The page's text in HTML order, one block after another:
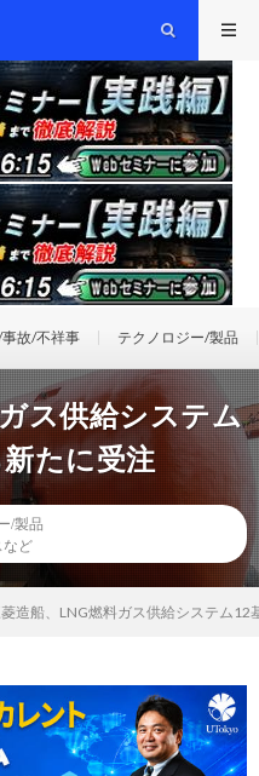
故/不祥事 テクノロジー/製品
ス供給システム
たに受注
/製品
など
造船、LNG燃料ガス供給システム12